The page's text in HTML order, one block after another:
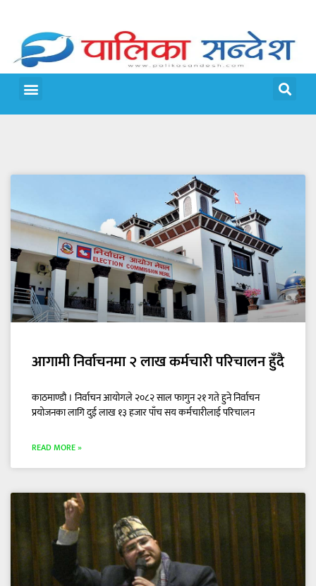
आगामी निर्वाचनमा २ लाख कर्मचारी परिचालन हुँदै
काठमाण्डौ । निर्वाचन आयोगले २०८२ साल फागुन २१ गते हुने निर्वाचन
प्रयोजनका लागि दुई लाख १३ हजार पाँच सय कर्मचारीलाई परिचालन
READ MORE »